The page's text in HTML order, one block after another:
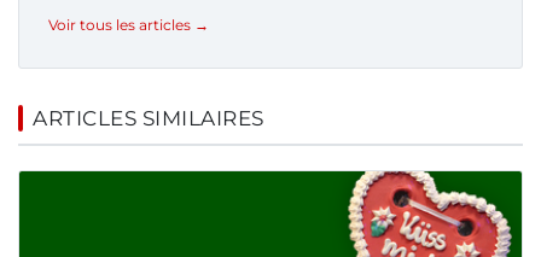
Voir tous les articles →
ARTICLES SIMILAIRES